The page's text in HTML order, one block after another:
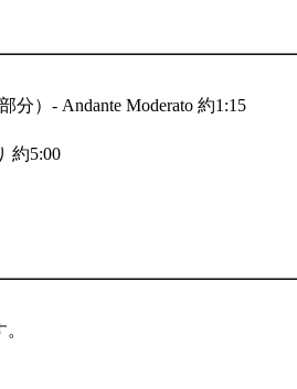
分）- Andante Moderato 約1:15
約5:00